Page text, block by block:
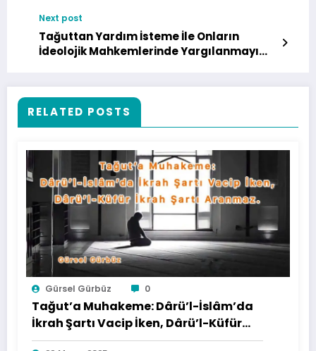
Next post
Tağuttan Yardım İsteme İle Onların
İdeolojik Mahkemlerinde Yargılanmayı
RELATED POSTS
Gürsel Gürbüz 0
Tağut’a Muhakeme: Dârü’l-İslâm’da
İkrah Şartı Vacip İken, Dârü’l-Küfür
İkrah Şartı Aranmaz.